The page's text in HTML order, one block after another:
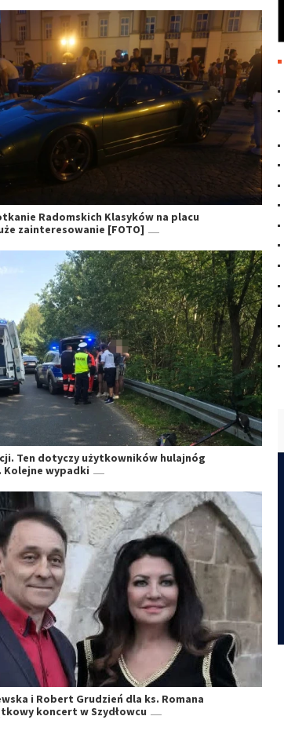
Radomskich Klasyków na placu
zainteresowanie [FOTO]
Ten dotyczy użytkowników hulajnóg
Kolejne wypadki
i Robert Grudzień dla ks. Romana
koncert w Szydłowcu